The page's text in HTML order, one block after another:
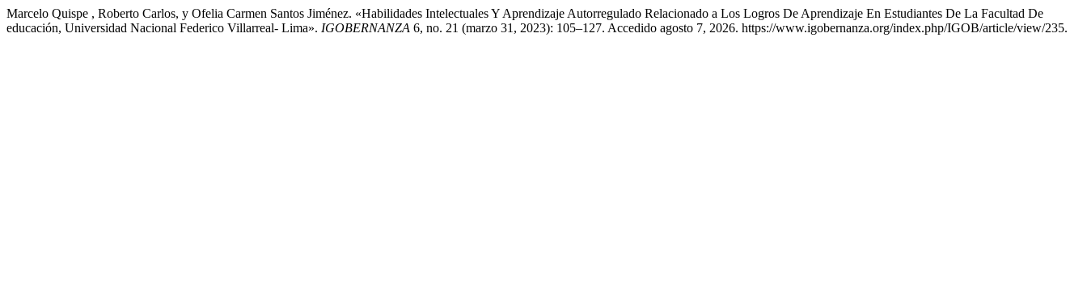
Marcelo Quispe , Roberto Carlos, y Ofelia Carmen Santos Jiménez. «Habilidades Intelectuales Y Aprendizaje Autorregulado Relacionado a Los Logros De Aprendizaje En Estudiantes De La Facultad De
educación, Universidad Nacional Federico Villarreal- Lima». IGOBERNANZA 6, no. 21 (marzo 31, 2023): 105–127. Accedido agosto 7, 2026. https://www.igobernanza.org/index.php/IGOB/article/view/235.